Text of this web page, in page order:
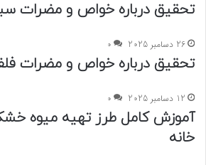
تحقیق درباره خواص و مضرات
26 دسامبر 2025 0
تحقیق درباره خواص و مضرات
12 دسامبر 2025 0
آموزش کامل طرز تهیه میوه
خانه